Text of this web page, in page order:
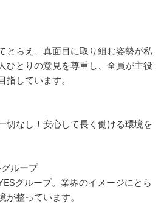
とらえ、真面目に取り組む姿勢が私
ひとりの意見を尊重し、全員が主役
指しています。
切なし！安心して長く働ける環境を
ループ
グループ。業界のイメージにとら
整っています。